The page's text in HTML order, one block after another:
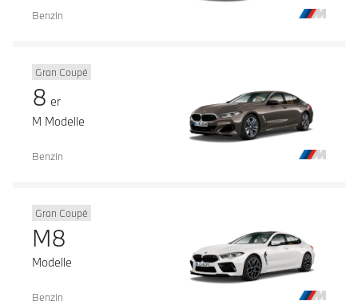
Benzin
Gran Coupé
8 er
M Modelle
Benzin
Gran Coupé
M8
Modelle
Benzin